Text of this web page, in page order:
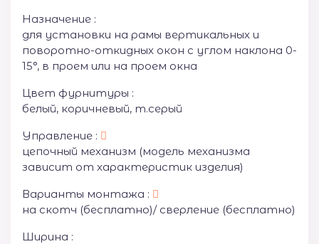
Назначение :
для установки на рамы вертикальных и
поворотно-откидных окон с углом наклона 0-
15°, в проем или на проем окна
Цвет фурнитуры :
белый, коричневый, т.серый
Управление :
цепочный механизм (модель механизма
зависит от характеристик изделия)
Варианты монтажа :
на скотч (бесплатно)/ сверление (бесплатно)
Ширина :